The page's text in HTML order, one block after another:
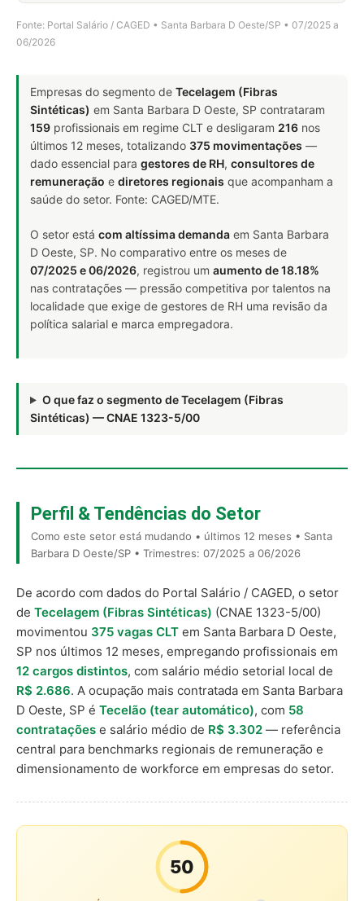
Fonte: Portal Salário / CAGED • Santa Barbara D Oeste/SP • 07/2025 a
06/2026
Empresas do segmento de Tecelagem (Fibras
Sintéticas) em Santa Barbara D Oeste, SP contrataram
159 profissionais em regime CLT e desligaram 216 nos
últimos 12 meses, totalizando 375 movimentações —
dado essencial para gestores de RH, consultores de
remuneração e diretores regionais que acompanham a
saúde do setor. Fonte: CAGED/MTE.
O setor está com altíssima demanda em Santa Barbara
D Oeste, SP. No comparativo entre os meses de
07/2025 e 06/2026, registrou um aumento de 18.18%
nas contratações — pressão competitiva por talentos na
localidade que exige de gestores de RH uma revisão da
política salarial e marca empregadora.
O que faz o segmento de Tecelagem (Fibras
Sintéticas) — CNAE 1323-5/00
Perfil & Tendências do Setor
Como este setor está mudando • últimos 12 meses • Santa
Barbara D Oeste/SP • Trimestres: 07/2025 a 06/2026
De acordo com dados do Portal Salário / CAGED, o setor
de Tecelagem (Fibras Sintéticas) (CNAE 1323-5/00)
movimentou 375 vagas CLT em Santa Barbara D Oeste,
SP nos últimos 12 meses, empregando profissionais em
12 cargos distintos, com salário médio setorial local de
R$ 2.686. A ocupação mais contratada em Santa Barbara
D Oeste, SP é Tecelão (tear automático), com 58
contratações e salário médio de R$ 3.302 — referência
central para benchmarks regionais de remuneração e
dimensionamento de workforce em empresas do setor.
50